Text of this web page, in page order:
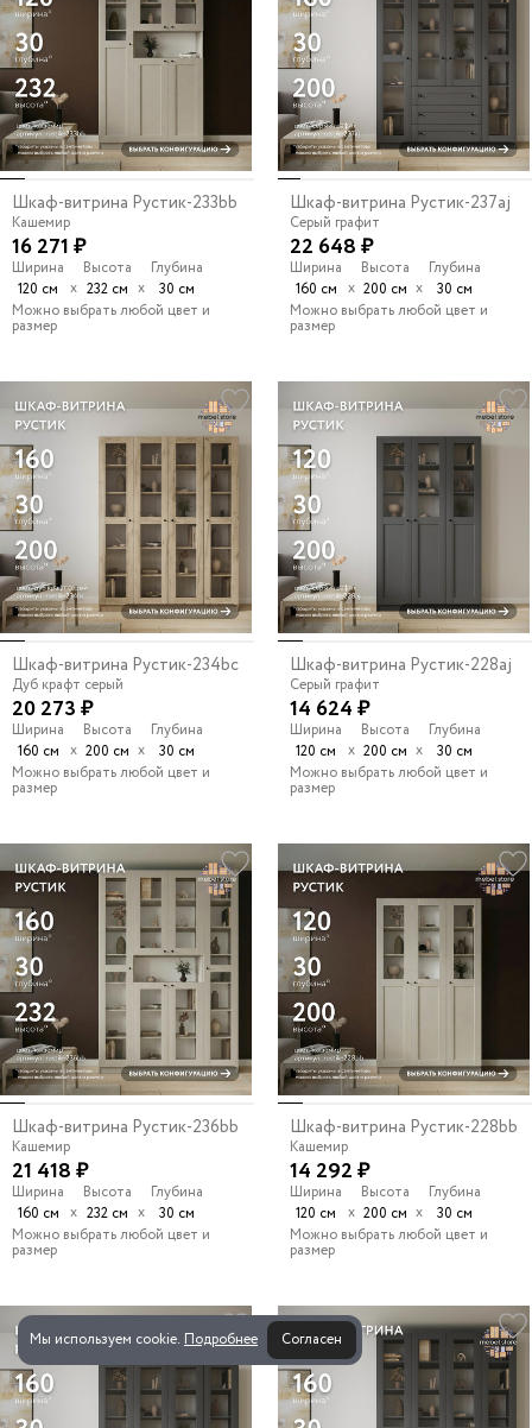
Мы используем cookie. Подробнее Согласен
Шкаф-витрина Рустик-233bb
Кашемир
16 271 ₽
Ширина
120 см
х
Высота
232 см х
Глубина
30 см
Можно выбрать любой цвет и
размер
Шкаф-витрина Рустик-237aj
Серый графит
22 648 ₽
Ширина
160 см х
Высота
200 см х
Глубина
30 см
Можно выбрать любой цвет и
размер
Шкаф-витрина Рустик-234bc
Дуб крафт серый
20 273 ₽
Ширина
160 см х
Высота
200 см х
Глубина
30 см
Можно выбрать любой цвет и
размер
Шкаф-витрина Рустик-228aj
Серый графит
14 624 ₽
Ширина
120 см
х
Высота
200 см х
Глубина
30 см
Можно выбрать любой цвет и
размер
Шкаф-витрина Рустик-236bb
Кашемир
21 418 ₽
Ширина
160 см х
Высота
232 см х
Глубина
30 см
Можно выбрать любой цвет и
размер
Шкаф-витрина Рустик-228bb
Кашемир
14 292 ₽
Ширина
120 см
х
Высота
200 см х
Глубина
30 см
Можно выбрать любой цвет и
размер